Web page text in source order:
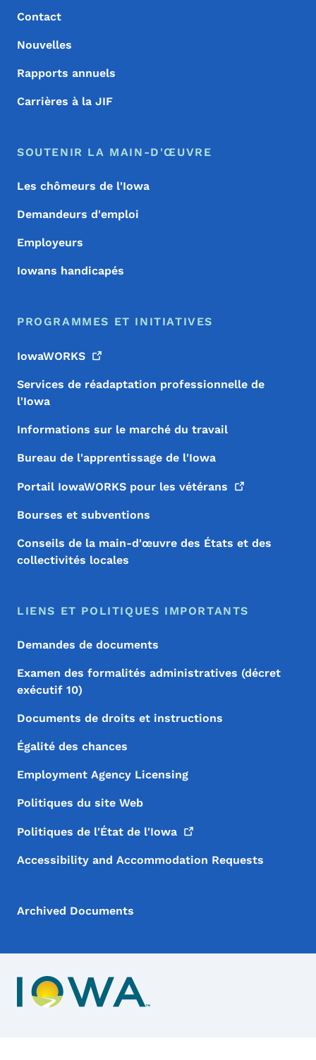
Contact
Nouvelles
Rapports annuels
Carrières à la JIF
SOUTENIR LA MAIN-D'ŒUVRE
Les chômeurs de l'Iowa
Demandeurs d'emploi
Employeurs
Iowans handicapés
PROGRAMMES ET INITIATIVES
IowaWORKS
Services de réadaptation professionnelle de
l'Iowa
Informations sur le marché du travail
Bureau de l'apprentissage de l'Iowa
Portail IowaWORKS pour les vétérans
Bourses et subventions
Conseils de la main-d'œuvre des États et des
collectivités locales
LIENS ET POLITIQUES IMPORTANTS
Demandes de documents
Examen des formalités administratives (décret
exécutif 10)
Documents de droits et instructions
Égalité des chances
Employment Agency Licensing
Politiques du site Web
Politiques de l'État de l'Iowa
Accessibility and Accommodation Requests
Archived Documents